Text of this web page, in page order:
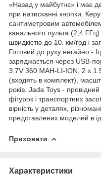
«Назад у майбутнє» і має
при натисканні кнопки.
сантиметровим
канального пульта (2,4
швидкістю до 10. км/год і
Готовий до руху негайно -
заряджається через USB-
3.7V 360 MAH-LI-ION, 2 x
(входять в комплект),
років. Jada Toys -
фігурок і транспортних
вірність у деталях,
представлених моделей в
Приховати
Характеристики